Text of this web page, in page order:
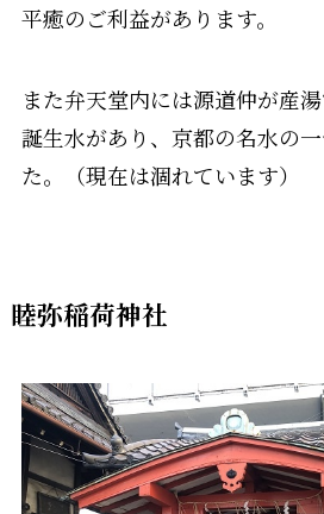
平癒のご利益があります。
また弁天堂内には源道仲が産
誕生水があり、京都の名水の
た。（現在は涸れています）
睦弥稲荷神社